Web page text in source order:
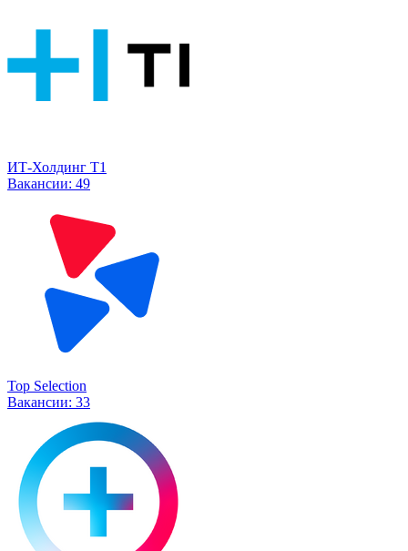
ИТ-Холдинг Т1
Вакансии: 49
Top Selection
Вакансии: 33